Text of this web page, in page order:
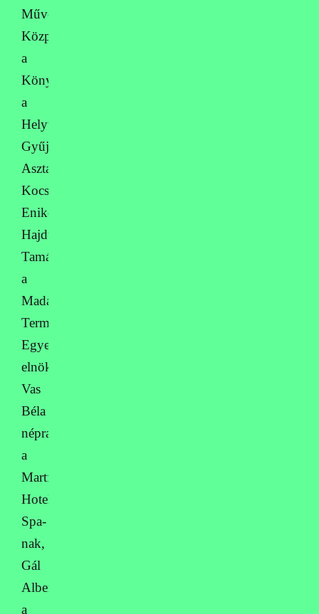
Művelődési
Központnak,
a
Könyvtárnak,
a
Helytörténeti
Gyűjteménynek,
Asztalosné
Kocsis
Enikőnek,
Hajdú
Tamásnak
a
Madárfigyelő
Természetvédelmi
Egyesület
elnökének,
Vas
Béla
néprajzkutatónak,
a
Martfű
Hotel
Spa-
nak,
Gál
Albertnek
a